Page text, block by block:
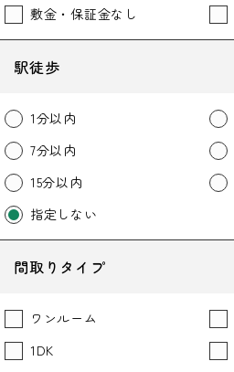
敷金・保証金なし
駅徒歩
1分以内
7分以内
15分以内
指定しない
間取りタイプ
ワンルーム
1DK